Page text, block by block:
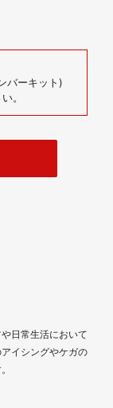
バーキット)
。
日常生活において
イシングやケガの